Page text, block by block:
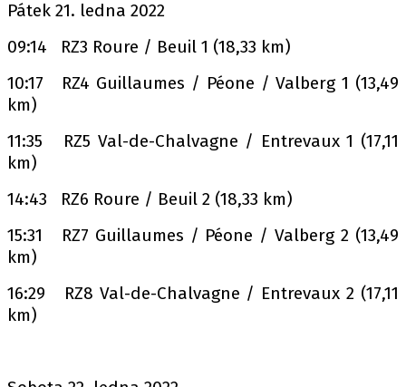
Pátek 21. ledna 2022
09:14 RZ3 Roure / Beuil 1 (18,33 km)
10:17 RZ4 Guillaumes / Péone / Valberg 1 (13,49
km)
11:35 RZ5 Val-de-Chalvagne / Entrevaux 1 (17,11
km)
14:43 RZ6 Roure / Beuil 2 (18,33 km)
15:31 RZ7 Guillaumes / Péone / Valberg 2 (13,49
km)
16:29 RZ8 Val-de-Chalvagne / Entrevaux 2 (17,11
km)